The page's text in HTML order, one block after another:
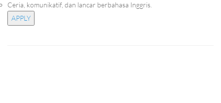
Ceria, komunikatif, dan lancar berbahasa Inggris.
APPLY